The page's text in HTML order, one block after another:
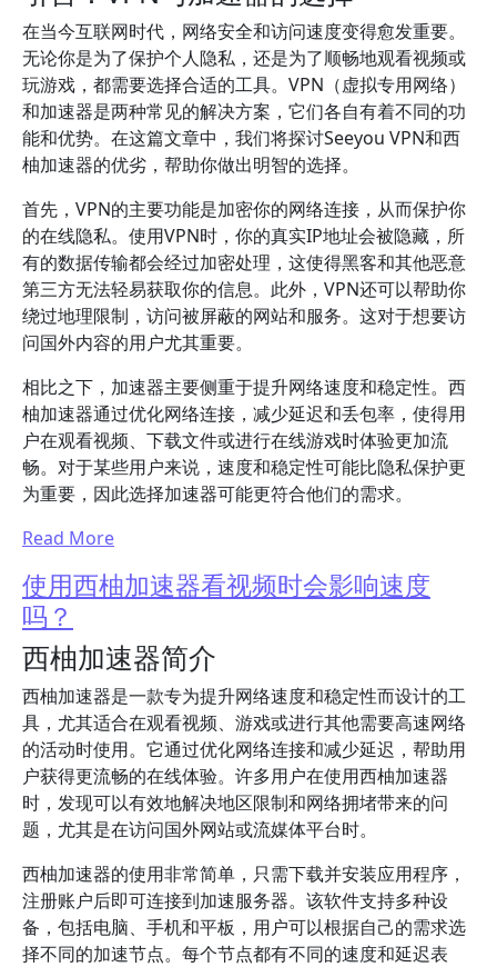
在当今互联网时代，网络安全和访问速度变得愈发重要。
无论你是为了保护个人隐私，还是为了顺畅地观看视频或
玩游戏，都需要选择合适的工具。VPN（虚拟专用网络）
和加速器是两种常见的解决方案，它们各自有着不同的功
能和优势。在这篇文章中，我们将探讨Seeyou VPN和西
柚加速器的优劣，帮助你做出明智的选择。
首先，VPN的主要功能是加密你的网络连接，从而保护你
的在线隐私。使用VPN时，你的真实IP地址会被隐藏，所
有的数据传输都会经过加密处理，这使得黑客和其他恶意
第三方无法轻易获取你的信息。此外，VPN还可以帮助你
绕过地理限制，访问被屏蔽的网站和服务。这对于想要访
问国外内容的用户尤其重要。
相比之下，加速器主要侧重于提升网络速度和稳定性。西
柚加速器通过优化网络连接，减少延迟和丢包率，使得用
户在观看视频、下载文件或进行在线游戏时体验更加流
畅。对于某些用户来说，速度和稳定性可能比隐私保护更
为重要，因此选择加速器可能更符合他们的需求。
Read More
使用西柚加速器看视频时会影响速度
吗？
西柚加速器简介
西柚加速器是一款专为提升网络速度和稳定性而设计的工
具，尤其适合在观看视频、游戏或进行其他需要高速网络
的活动时使用。它通过优化网络连接和减少延迟，帮助用
户获得更流畅的在线体验。许多用户在使用西柚加速器
时，发现可以有效地解决地区限制和网络拥堵带来的问
题，尤其是在访问国外网站或流媒体平台时。
西柚加速器的使用非常简单，只需下载并安装应用程序，
注册账户后即可连接到加速服务器。该软件支持多种设
备，包括电脑、手机和平板，用户可以根据自己的需求选
择不同的加速节点。每个节点都有不同的速度和延迟表